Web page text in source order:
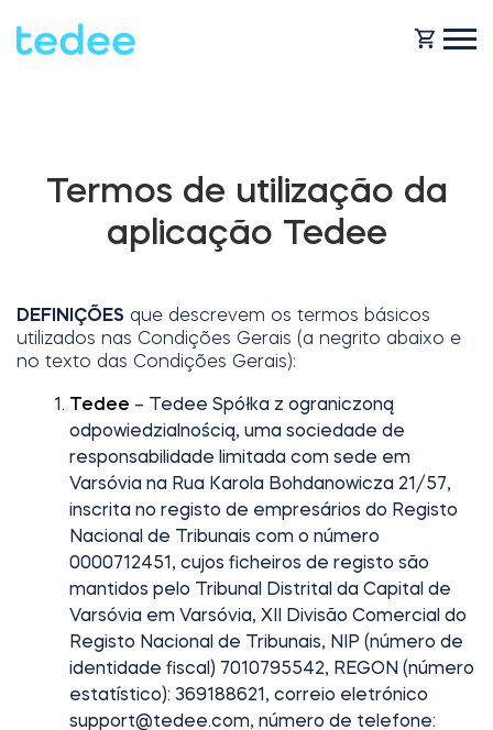
Aluguer
Business
Integrações
Tedee GO
Tedee PRO
Accesorries
BLOG
LOJA
LOCALIZADOR DE LOJAS
LOGIN
COMPRAR AGORA
Termos de utilização da
aplicação Tedee
DEFINIÇÕES que descrevem os termos básicos
utilizados nas Condições Gerais (a negrito abaixo e
no texto das Condições Gerais):
Tedee – Tedee Spółka z ograniczoną
odpowiedzialnością, uma sociedade de
responsabilidade limitada com sede em
Varsóvia na Rua Karola Bohdanowicza 21/57,
inscrita no registo de empresários do Registo
Nacional de Tribunais com o número
0000712451, cujos ficheiros de registo são
mantidos pelo Tribunal Distrital da Capital de
Varsóvia em Varsóvia, XII Divisão Comercial do
Registo Nacional de Tribunais, NIP (número de
identidade fiscal) 7010795542, REGON (número
estatístico): 369188621, correio eletrónico
support@tedee.com , número de telefone: